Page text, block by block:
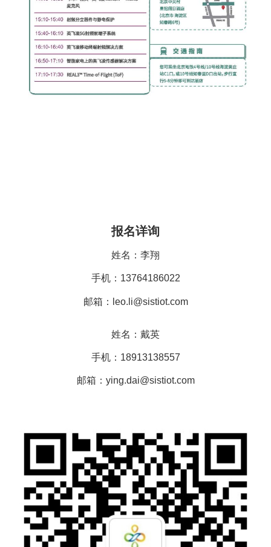
报名详询
姓名：李翔
手机：13764186022
邮箱：leo.li@sistiot.com
姓名：戴英
手机：18913138557
邮箱：ying.dai@sistiot.com